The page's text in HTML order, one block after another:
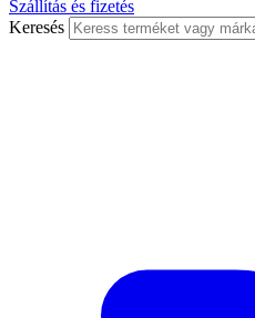
Szállítás és fizetés
Keresés